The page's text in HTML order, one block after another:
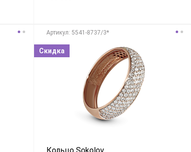
Aртикул: 5541-8737/3*
Скидка